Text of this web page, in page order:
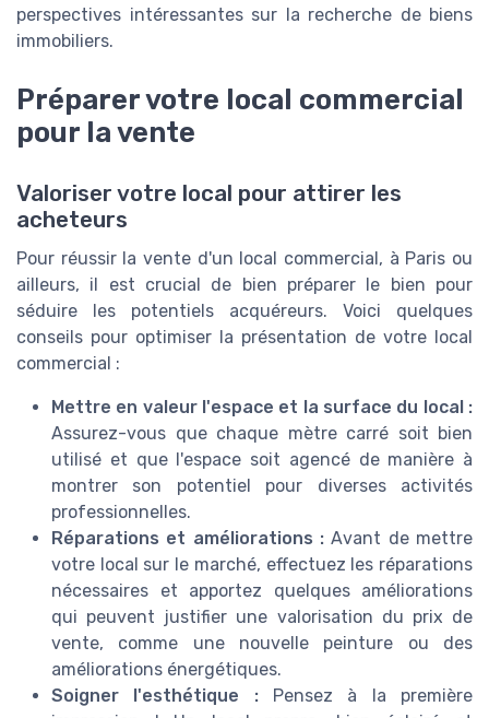
perspectives intéressantes sur la recherche de biens
immobiliers.
Préparer votre local commercial
pour la vente
Valoriser votre local pour attirer les
acheteurs
Pour réussir la vente d'un local commercial, à Paris ou
ailleurs, il est crucial de bien préparer le bien pour
séduire les potentiels acquéreurs. Voici quelques
conseils pour optimiser la présentation de votre local
commercial :
Mettre en valeur l'espace et la surface du local :
Assurez-vous que chaque mètre carré soit bien
utilisé et que l'espace soit agencé de manière à
montrer son potentiel pour diverses activités
professionnelles.
Réparations et améliorations : Avant de mettre
votre local sur le marché, effectuez les réparations
nécessaires et apportez quelques améliorations
qui peuvent justifier une valorisation du prix de
vente, comme une nouvelle peinture ou des
améliorations énergétiques.
Soigner l'esthétique :Pensez à la première